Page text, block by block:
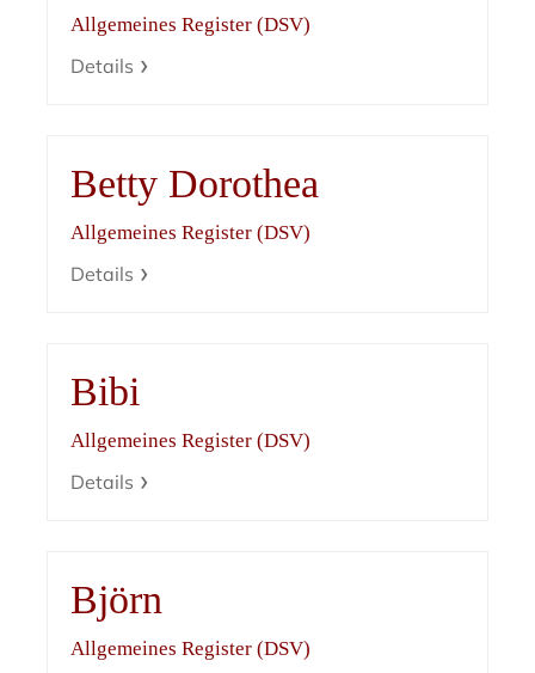
Allgemeines Register (DSV)
Details
Betty Dorothea
Allgemeines Register (DSV)
Details
Bibi
Allgemeines Register (DSV)
Details
Björn
Allgemeines Register (DSV)